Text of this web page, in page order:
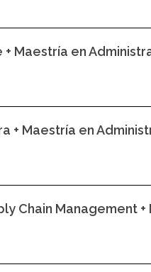
Maestría en
+ Maestría en
Chain Management